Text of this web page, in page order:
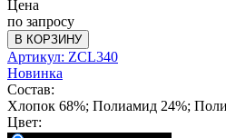
Цена
по запросу
В КОРЗИНУ
Артикул: ZCL340
Новинка
Состав:
Хлопок 68%; Полиамид 24%;
Цвет: